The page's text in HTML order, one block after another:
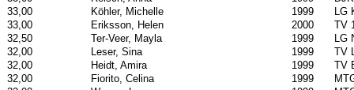
33,00
Köhler, Michelle 1999
LG
33,00
Eriksson, Helen 2000
TV
32,50
Ter-Veer, Mayla 1999
LG
32,00
Leser, Sina 1999
TV
32,00
Heidt, Amira 1999
TV
32,00
Fiorito, Celina 1999